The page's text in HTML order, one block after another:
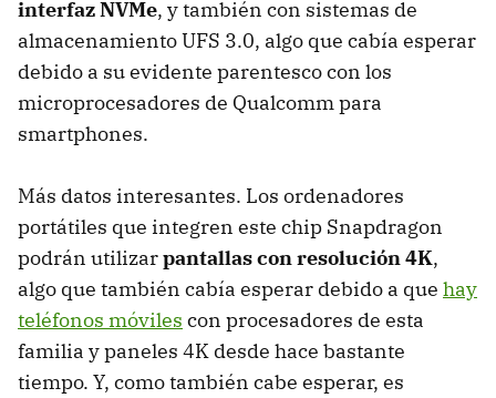
interfaz NVMe, y también con sistemas de
almacenamiento UFS 3.0, algo que cabía esperar
debido a su evidente parentesco con los
microprocesadores de Qualcomm para
smartphones.
Más datos interesantes. Los ordenadores
portátiles que integren este chip Snapdragon
podrán utilizarpantallas con resolución 4K,
algo que también cabía esperar debido a que hay
teléfonos móviles con procesadores de esta
familia y paneles 4K desde hace bastante
tiempo. Y, como también cabe esperar, es